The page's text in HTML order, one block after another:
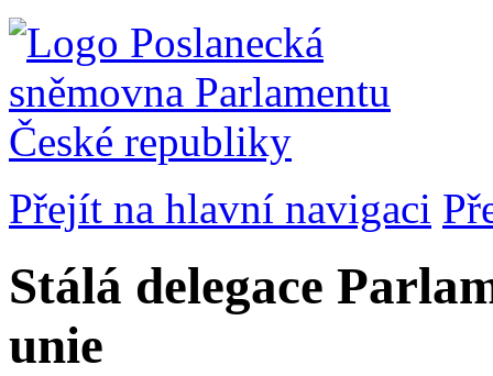
Přejít na hlavní navigaci
Stálá delegace
unie